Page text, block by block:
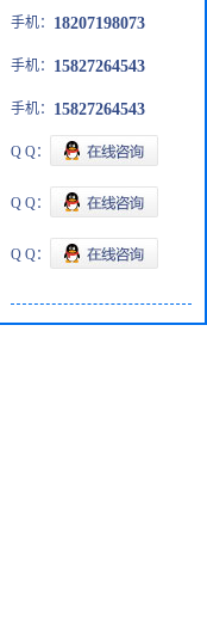
手机： 18207198073
手机： 15827264543
手机： 15827264543
Q Q：
Q Q：
Q Q：